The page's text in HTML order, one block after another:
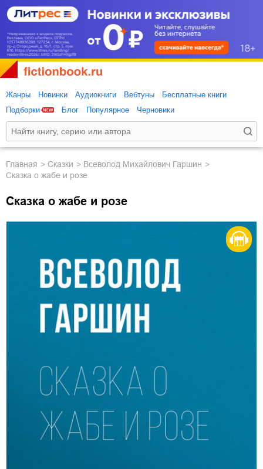
Жанры Новинки Аудиокниги Вебтуны
Бесплатные книги
Подборки
Блог Популярное Черновики
Главная сказки
Всеволод Михайлович Гаршин
Сказка о жабе и розе
Сказка о жабе и розе